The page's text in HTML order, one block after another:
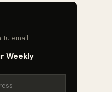
tu email.
Weekly